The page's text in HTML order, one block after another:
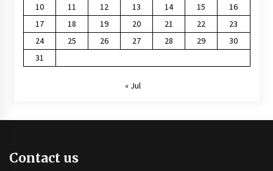
10
11 12 13 14 15
16
17
18 19 20 21 22
23
24
25 26 27 28 29
30
31
« Jul
Contact us